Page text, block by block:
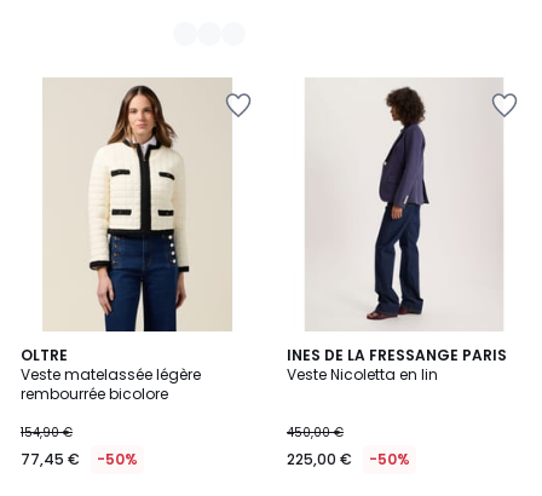
OLTRE
Veste matelassée légère
rembourrée bicolore
154,90 €
77,45 € -50%
INES DE LA FRESSANGE PARIS
Veste Nicoletta en lin
450,00 €
225,00 € -50%